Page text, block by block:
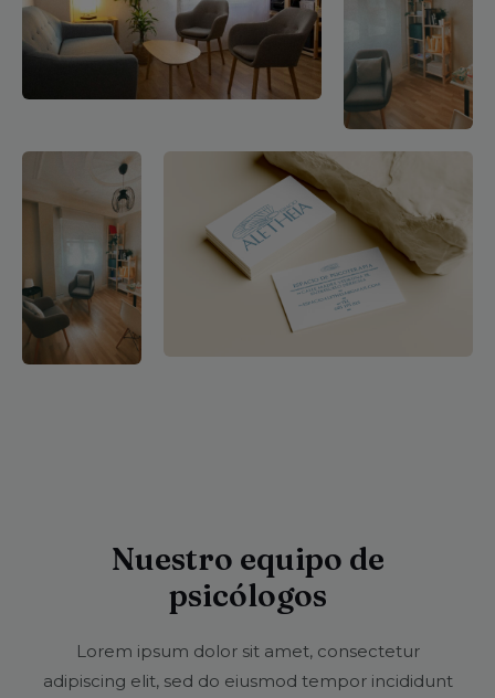
Nuestro equipo de
psicólogos
Lorem ipsum dolor sit amet, consectetur
adipiscing elit, sed do eiusmod tempor incididunt